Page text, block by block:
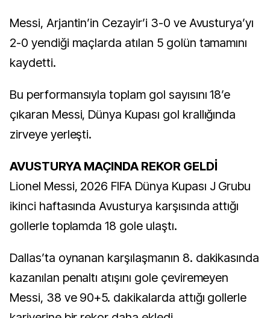
Messi, Arjantin’in Cezayir’i 3-0 ve Avusturya’yı
2-0 yendiği maçlarda atılan 5 golün tamamını
kaydetti.
Bu performansıyla toplam gol sayısını 18’e
çıkaran Messi, Dünya Kupası gol krallığında
zirveye yerleşti.
AVUSTURYA MAÇINDA REKOR GELDİ
Lionel Messi, 2026 FIFA Dünya Kupası J Grubu
ikinci haftasında Avusturya karşısında attığı
gollerle toplamda 18 gole ulaştı.
Dallas’ta oynanan karşılaşmanın 8. dakikasında
kazanılan penaltı atışını gole çeviremeyen
Messi, 38 ve 90+5. dakikalarda attığı gollerle